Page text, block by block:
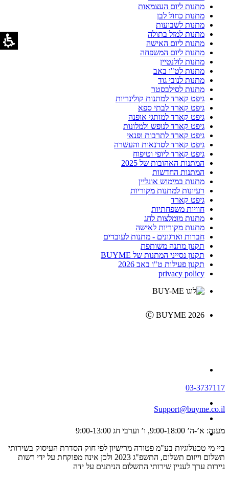
מתנות ליום העצמאות
מתנות כחול לבן
מתנות לשבועות
מתנות למזל בתולה
מתנות ליום האישה
מתנות ליום המשפחה
מתנות לולנטיין
מתנות לט"ו באב
מתנות לנובי גוד
מתנות לסילבסטר
גיפט קארד למתנות קולינריות
גיפט קארד לבתי ספא
גיפט קארד למותגי אופנה
גיפט קארד לנופש ולמלונות
גיפט קארד לתרבות ופנאי
גיפט קארד לסדנאות והעשרה
גיפט קארד ליופי וטיפוח
המתנות האהובות של 2025
המתנות החדשות
מתנות במימוש אונליין
רעיונות למתנות מקוריות
גיפט קארד
חוויות משפחתיות
מתנות מומלצות לחג
מתנות מקוריות לאישה
חברות וארגונים - מתנות לעובדים
תקנון מתנה משותפת
תקנון נסייני המתנות של BUYME
תקנון פעילות ט"ו באב 2026
privacy policy
Ⓒ BUYME 2026
03-3737117
Support@buyme.co.il
מענה: א’-ה’ 9:00-18:00, ו’ וערבי חג 9:00-13:00
ביי מי טכנולוגיות בע"מ פטורה מרישיון לפי חוק הסדרת העיסוק בשירותי
תשלום וייזום תשלום, התשפ"ג 2023 ולכן אינה מפוקחת על ידי רשות
ניירות ערך לעניין שירותי התשלום הניתנים על ידה